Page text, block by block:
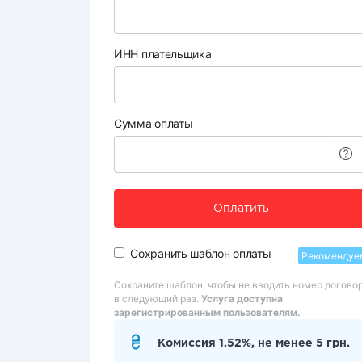
ИНН плательщика
Сумма оплаты
Оплатить
Сохранить шаблон оплаты
Сохраните шаблон, чтобы не вводить номер
в следующий раз. Услуга доступна
зарегистрированным пользователям.
Комиссия 1.52%, не менее 5 грн.